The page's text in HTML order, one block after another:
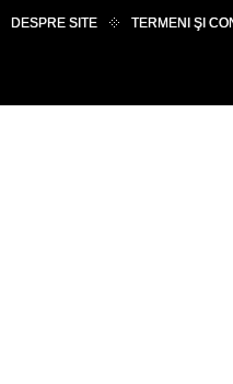
DESPRE SITE TERMENI ŞI